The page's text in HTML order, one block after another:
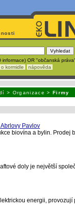
informace) OR "občanská práva"
o kormidle nápověda
> Organizace >Firmy
Pavlov
biovína a bylin.
doly je největší
energii,